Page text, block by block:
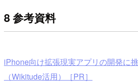
8 参考資料
iPhone向け拡張現実アプリの開発に
（Wikitude活用）［PR］